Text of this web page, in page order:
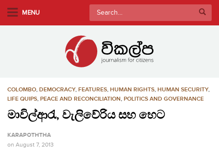
MENU
Search
for:
COLOMBO, DEMOCRACY, FEATURES, HUMAN RIGHTS, HUMAN SECURITY,
LIFE QUIPS, PEACE AND RECONCILIATION, POLITICS AND GOVERNANCE
මාවිල්ආරැ, වැලිවේරිය සහ හෙට
KARAPOTHTHA
on August 7, 2013